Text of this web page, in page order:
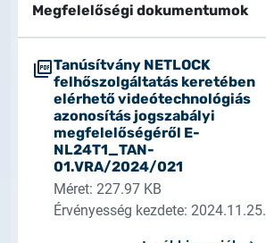
Megfelelőségi dokumentumok
Tanúsítvány NETLOCK
felhőszolgáltatás keretében
elérhető videótechnológiás
azonosítás jogszabályi
megfelelőségéről E-
NL24T1_TAN-
01.VRA/2024/021
Méret: 227.97 KB
Érvényesség kezdete: 2024.11.25.